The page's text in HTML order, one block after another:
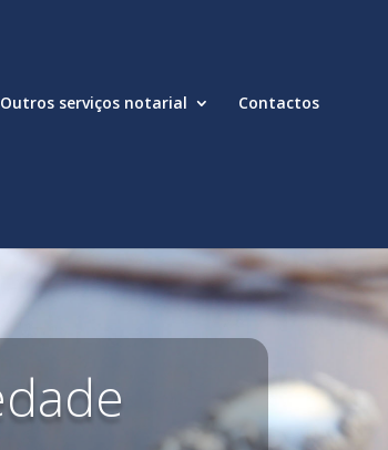
Outros serviços notarial Contactos